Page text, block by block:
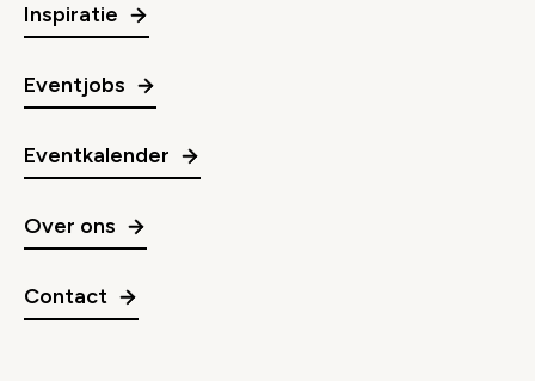
Inspiratie
Eventjobs
Eventkalender
Over ons
Contact